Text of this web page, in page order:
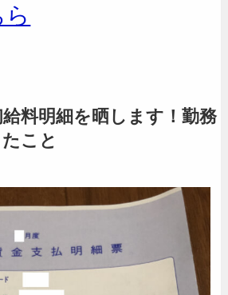
給料明細を晒します！勤務
こと